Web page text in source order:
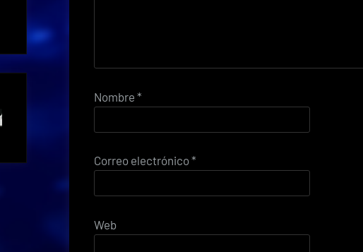
Nombre *
Correo electrónico*
Web